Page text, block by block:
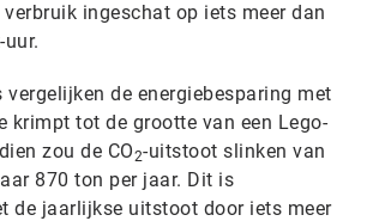
ingeschat op iets meer dan
vergelijken de energiebesparing met
krimpt tot de grootte van een Lego-
zou de CO2-uitstoot slinken van
870 ton per jaar. Dit is
de jaarlijkse uitstoot door iets meer